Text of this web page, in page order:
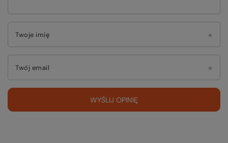
Twoje imię
Twój email
WYŚLIJ OPINIĘ